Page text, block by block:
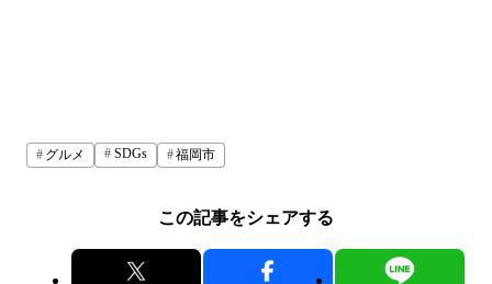
グルメ SDGs 福岡市
この記事をシェアする